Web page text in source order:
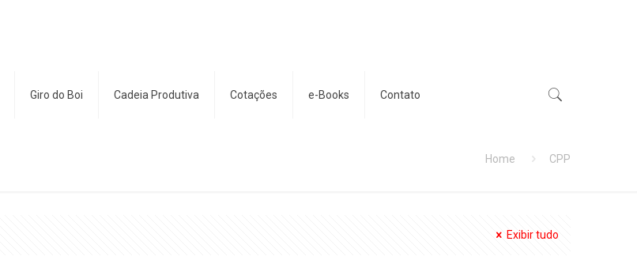
Giro do Boi Cadeia Produtiva Cotações e-Books Contato
Home CPP
Exibir tudo